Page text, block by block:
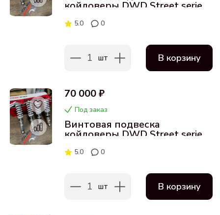
койловеры DWD Street series
5.0 0
1 шт В корзину
70 000 ₽
Под заказ
Винтовая подвеска
койловеры DWD Street series
5.0 0
1 шт В корзину